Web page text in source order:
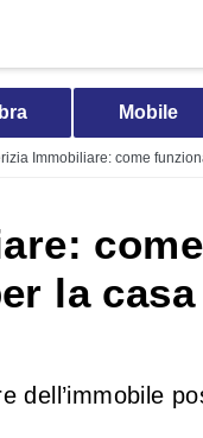
Mobile
Immobiliare: come
la casa
dell’immobile